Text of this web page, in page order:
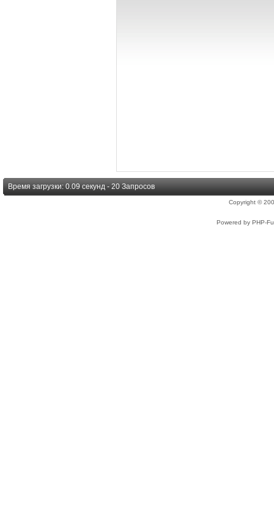
Время загрузки: 0.09 секунд - 20 Запросов
Copyright ©
Powered by PHP-